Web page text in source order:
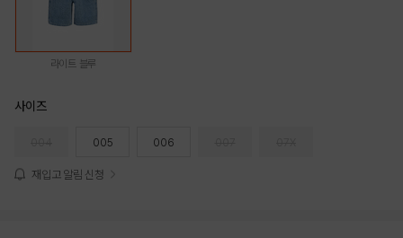
라이트 블루
사이즈
005 006
재입고 알림 신청